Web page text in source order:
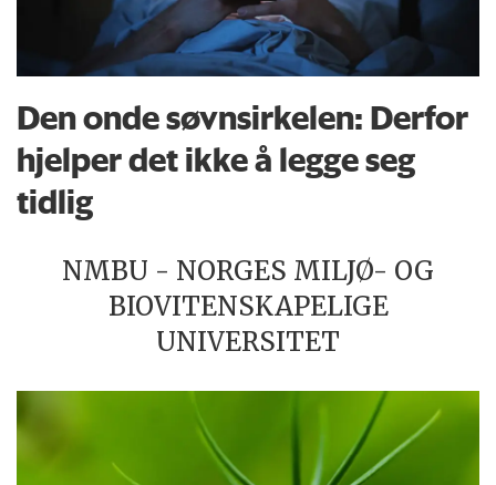
Den onde søvnsirkelen: Derfor
hjelper det ikke å legge seg
tidlig
NMBU - NORGES MILJØ- OG
BIOVITENSKAPELIGE
UNIVERSITET